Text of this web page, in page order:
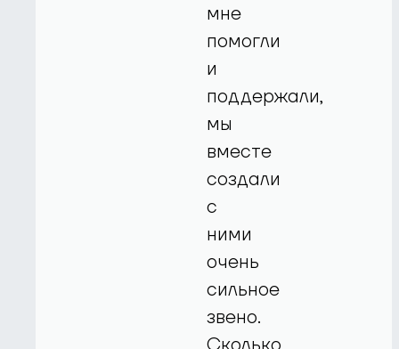
мне
помогли
и
поддержали,
мы
вместе
создали
с
ними
очень
сильное
звено.